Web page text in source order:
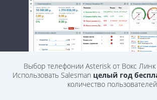
Выбор телефонии Asterisk от Вокс
Использовать Salesman целый год
количество